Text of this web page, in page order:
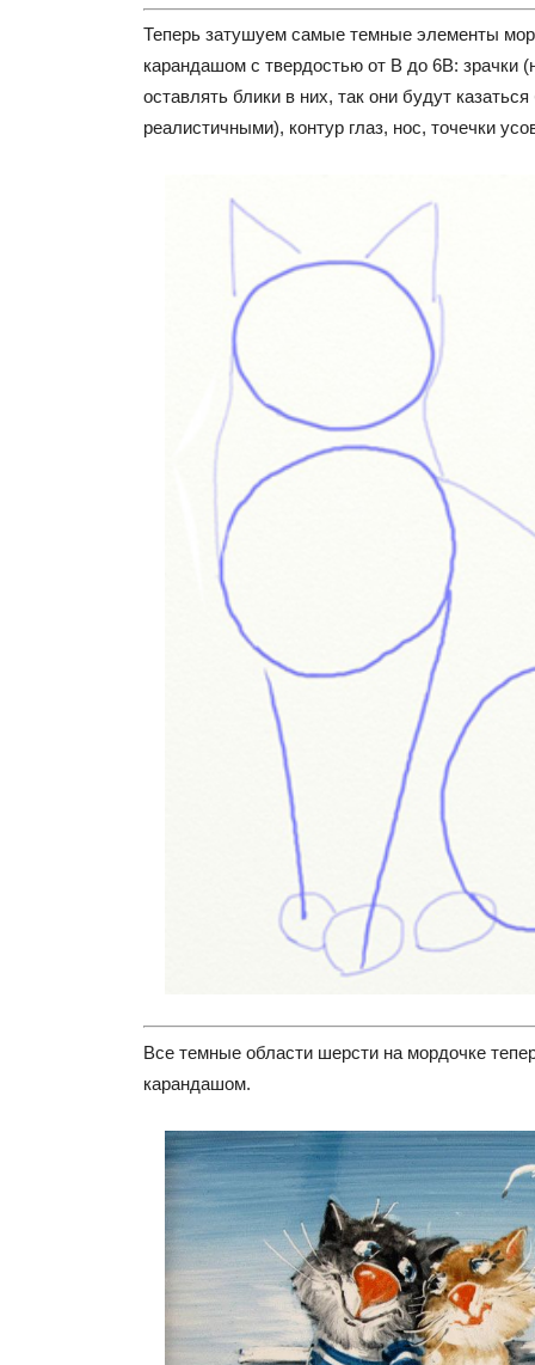
Теперь затушуем самые темные элементы
карандашом с твердостью от В до 6В: зрачки
оставлять блики в них, так они будут
реалистичными), контур глаз, нос, точечки
Все темные области шерсти на мордочке
карандашом.